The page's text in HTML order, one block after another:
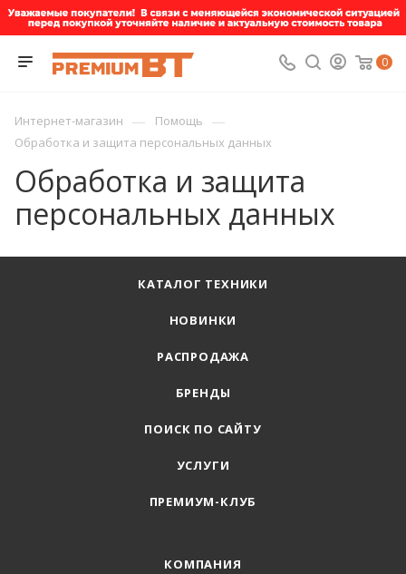
0
Интернет-магазин — Помощь —
Обработка и защита персональных данных
Обработка и защита
персональных данных
КАТАЛОГ ТЕХНИКИ
НОВИНКИ
РАСПРОДАЖА
БРЕНДЫ
ПОИСК ПО САЙТУ
УСЛУГИ
ПРЕМИУМ-КЛУБ
КОМПАНИЯ